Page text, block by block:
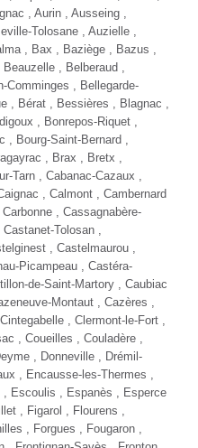
2.0 TDI 150 DSG
Diesel - 79500 Km- 2021
28 980 € TTC
Comparer
Plus d'infos
NOUVEAUTÉ